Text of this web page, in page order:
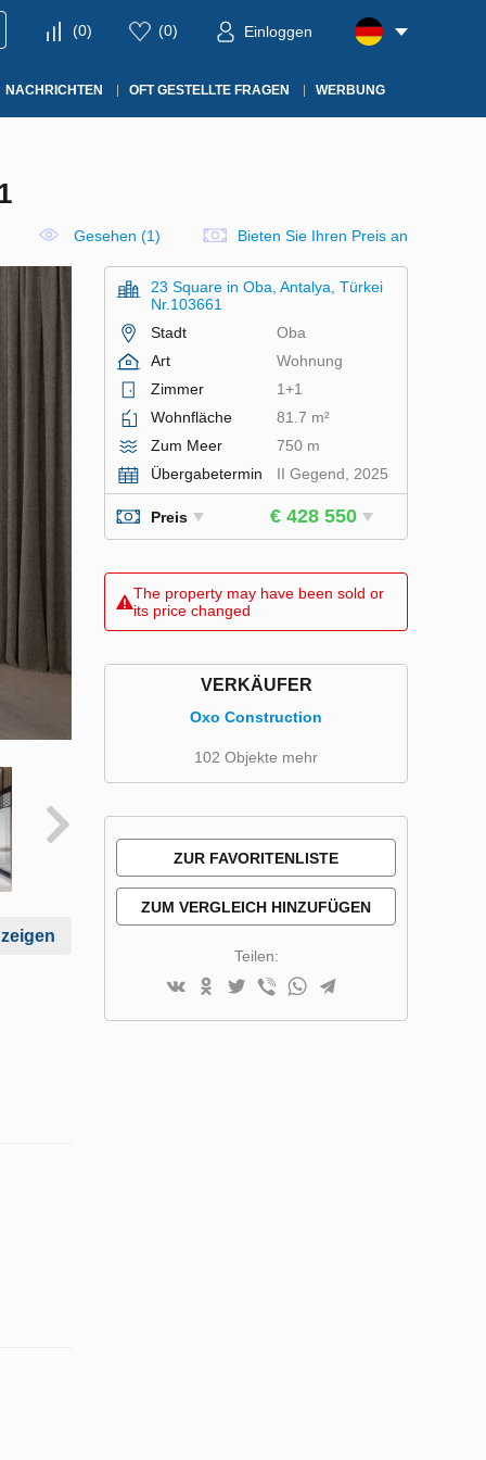
(0) (0) Einloggen
NACHRICHTEN OFT GESTELLTE FRAGEN WERBUNG
Gesehen (1) Bieten Sie Ihren Preis an
23 Square in Oba, Antalya, Türkei
Nr.103661
Stadt
Oba
Art
Wohnung
Zimmer
1+1
Wohnfläche
81.7 m²
Zum Meer
750 m
Übergabetermin
II Gegend, 2025
Preis € 428 550
The property may have been sold or
its price changed
VERKÄUFER
Oxo Construction
102 Objekte mehr
ZUR FAVORITENLISTE
ZUM VERGLEICH HINZUFÜGEN
Teilen: